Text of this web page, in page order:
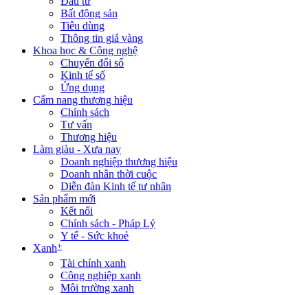
Bất động sản
Tiêu dùng
Thông tin giá vàng
Khoa học & Công nghệ
Chuyển đổi số
Kinh tế số
Ứng dụng
Cẩm nang thương hiệu
Chính sách
Tư vấn
Thương hiệu
Làm giàu - Xưa nay
Doanh nghiệp thương hiệu
Doanh nhân thời cuộc
Diễn đàn Kinh tế tư nhân
Sản phẩm mới
Kết nối
Chính sách - Pháp Lý
Y tế - Sức khoẻ
Xanh+
Tài chính xanh
Công nghiệp xanh
Môi trường xanh